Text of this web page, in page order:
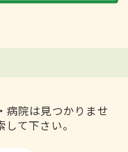
病院は見つかりませ
て下さい。